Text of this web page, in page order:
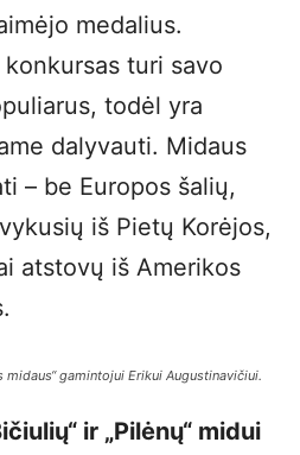
medalius.
turi savo
todėl yra
dalyvauti. Midaus
– be Europos šalių,
iš Pietų Korėjos,
atstovų iš Amerikos
gamintojui Erikui Augustinavičiui.
ir „Pilėnų“ midui